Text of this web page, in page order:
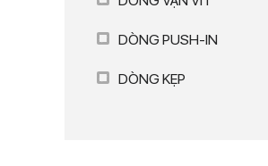
DÒNG PUSH-IN
DÒNG KẸP